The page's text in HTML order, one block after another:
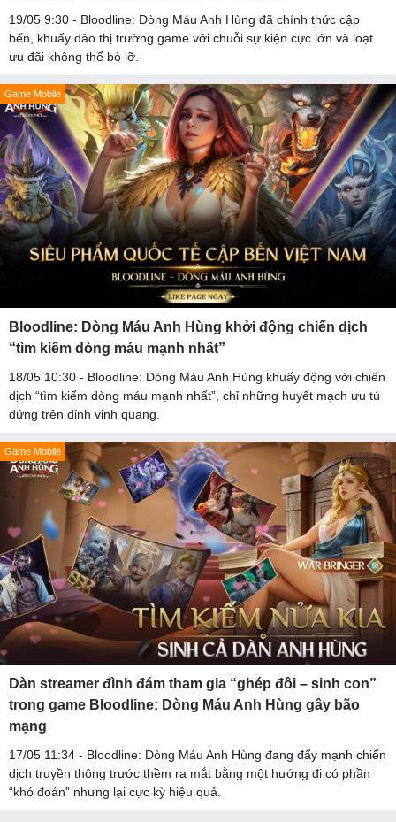
19/05 9:30 - Bloodline: Dòng Máu Anh Hùng đã chính thức cập
bến, khuấy đảo thị trường game với chuỗi sự kiện cực lớn và loạt
ưu đãi không thể bỏ lỡ.
Game Mobile
Bloodline: Dòng Máu Anh Hùng khởi động chiến dịch
“tìm kiếm dòng máu mạnh nhất”
18/05 10:30 - Bloodline: Dòng Máu Anh Hùng khuấy động với chiến
dịch “tìm kiếm dòng máu mạnh nhất”, chỉ những huyết mạch ưu tú
đứng trên đỉnh vinh quang.
Game Mobile
Dàn streamer đình đám tham gia “ghép đôi – sinh con”
trong game Bloodline: Dòng Máu Anh Hùng gây bão
mạng
17/05 11:34 - Bloodline: Dòng Máu Anh Hùng đang đẩy mạnh chiến
dịch truyền thông trước thềm ra mắt bằng một hướng đi có phần
“khó đoán” nhưng lại cực kỳ hiệu quả.